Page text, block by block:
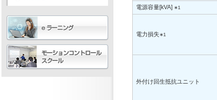
電源容量[kVA] ∗1
電力損失∗1
外付け回生抵抗ユニット